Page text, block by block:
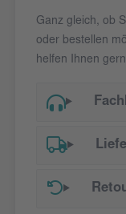
Ganz gleich, ob
oder bestellen
helfen Ihnen